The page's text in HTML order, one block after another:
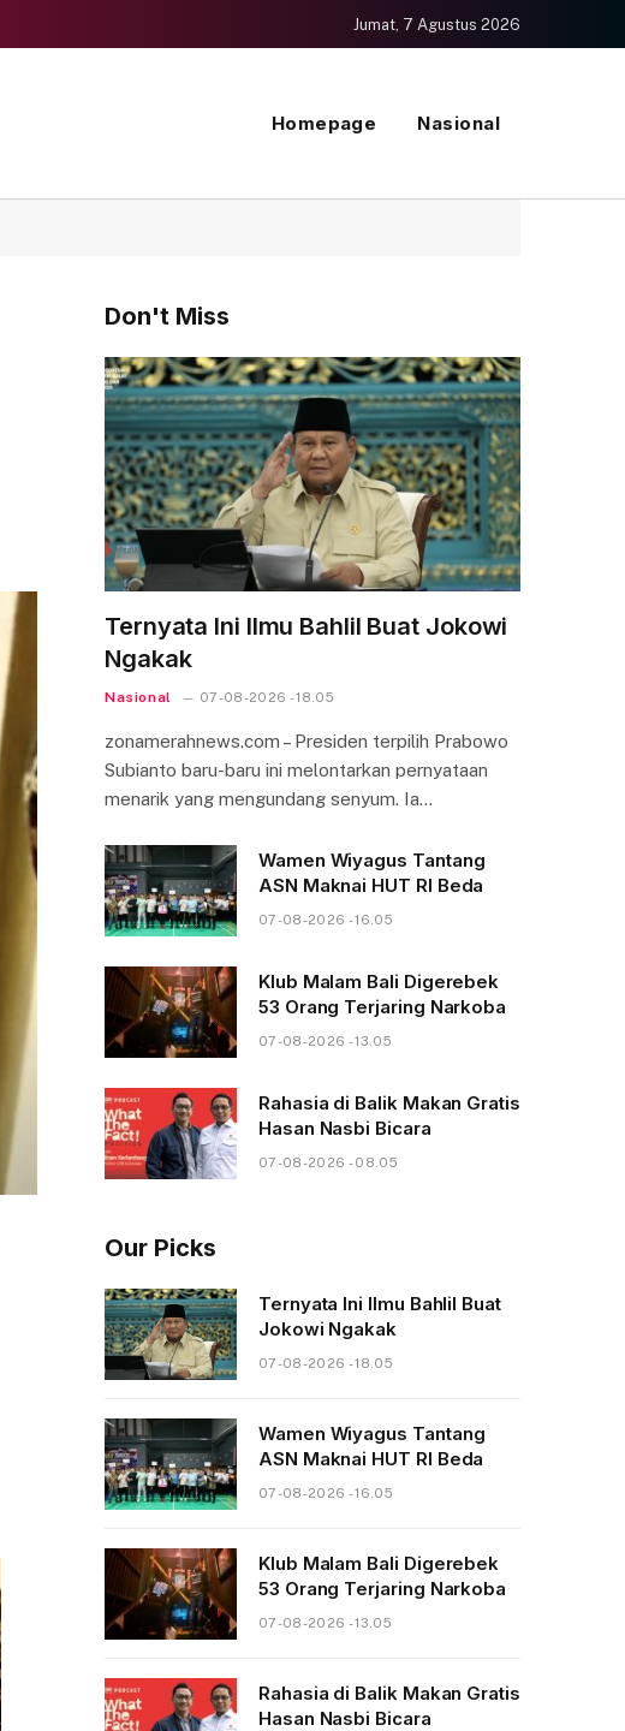
Jumat, 7 Agustus 2026
Homepage Nasional
Don't Miss
Ternyata Ini Ilmu Bahlil Buat Jokowi
Ngakak
Nasional 07-08-2026 - 18.05
zonamerahnews.com – Presiden terpilih Prabowo
Subianto baru-baru ini melontarkan pernyataan
menarik yang mengundang senyum. Ia…
Wamen Wiyagus Tantang
ASN Maknai HUT RI Beda
07-08-2026 - 16.05
Klub Malam Bali Digerebek
53 Orang Terjaring Narkoba
07-08-2026 - 13.05
Rahasia di Balik Makan Gratis
Hasan Nasbi Bicara
07-08-2026 - 08.05
Our Picks
Ternyata Ini Ilmu Bahlil Buat
Jokowi Ngakak
07-08-2026 - 18.05
Wamen Wiyagus Tantang
ASN Maknai HUT RI Beda
07-08-2026 - 16.05
Klub Malam Bali Digerebek
53 Orang Terjaring Narkoba
07-08-2026 - 13.05
Rahasia di Balik Makan Gratis
Hasan Nasbi Bicara